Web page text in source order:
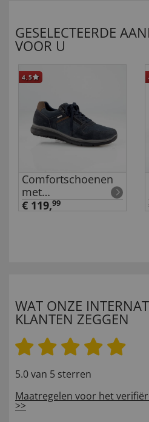
GESELECTEERDE
VOOR U
4,5
Comfortschoenen
met
klimaatmembraan
€ 119,99
WAT ONZE
KLANTEN ZEGGEN
5.0 van 5 sterren
Maatregelen voor het
>>